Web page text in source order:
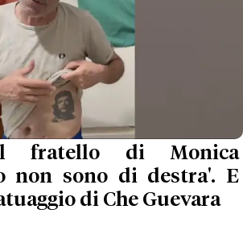
fratello di Monica
non sono di destra'. E
di Che Guevara